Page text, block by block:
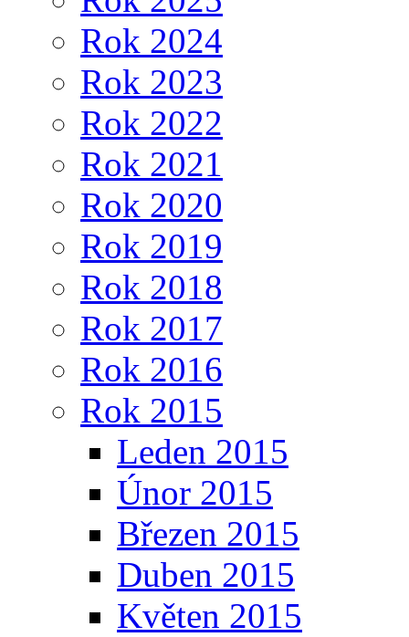
Rok 2024
Rok 2023
Rok 2022
Rok 2021
Rok 2020
Rok 2019
Rok 2018
Rok 2017
Rok 2016
Rok 2015
Leden 2015
Únor 2015
Březen 2015
Duben 2015
Květen 2015